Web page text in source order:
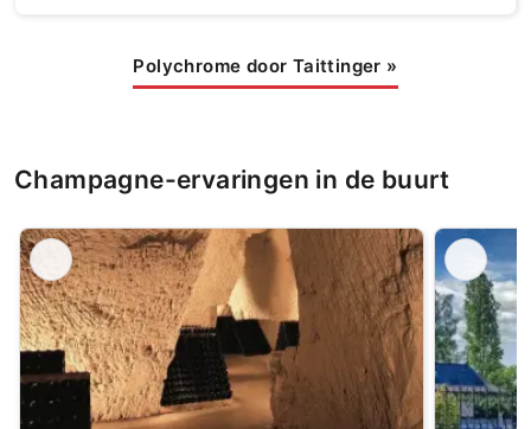
Polychrome door Taittinger »
Champagne-ervaringen in de buurt